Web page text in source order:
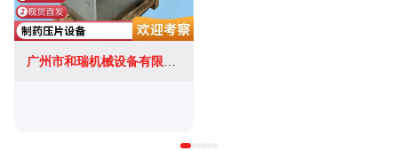
广州市和瑞机械设备有限公司